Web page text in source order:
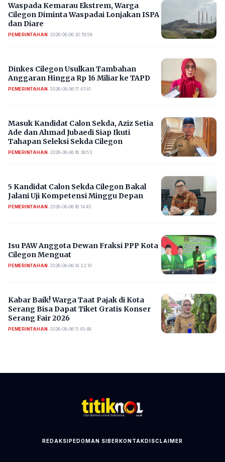
Waspada Kemarau Ekstrem, Warga
Cilegon Diminta Waspadai Lonjakan ISPA
dan Diare
PEMERINTAHAN• 2026-08-06 20:19:56
Dinkes Cilegon Usulkan Tambahan
Anggaran Hingga Rp 16 Miliar ke TAPD
PEMERINTAHAN• 2026-08-06 17:47:41
Masuk Kandidat Calon Sekda, Aziz Setia
Ade dan Ahmad Jubaedi Siap Ikuti
Tahapan Seleksi Sekda Cilegon
PEMERINTAHAN• 2026-08-06 16:39:53
5 Kandidat Calon Sekda Cilegon Bakal
Jalani Uji Kompetensi Minggu Depan
PEMERINTAHAN• 2026-08-06 16:14:45
Isu PAW Anggota Dewan Fraksi PPP Kota
Cilegon Menguat
PEMERINTAHAN• 2026-08-06 14:22:10
Kabar Baik! Warga Taat Pajak di Kota
Serang Bisa Dapat Tiket Gratis Konser
Serang Fair 2026
PEMERINTAHAN• 2026-08-06 11:45:48
REDAKSI PEDOMAN SIBER KONTAK DISCLAIMER